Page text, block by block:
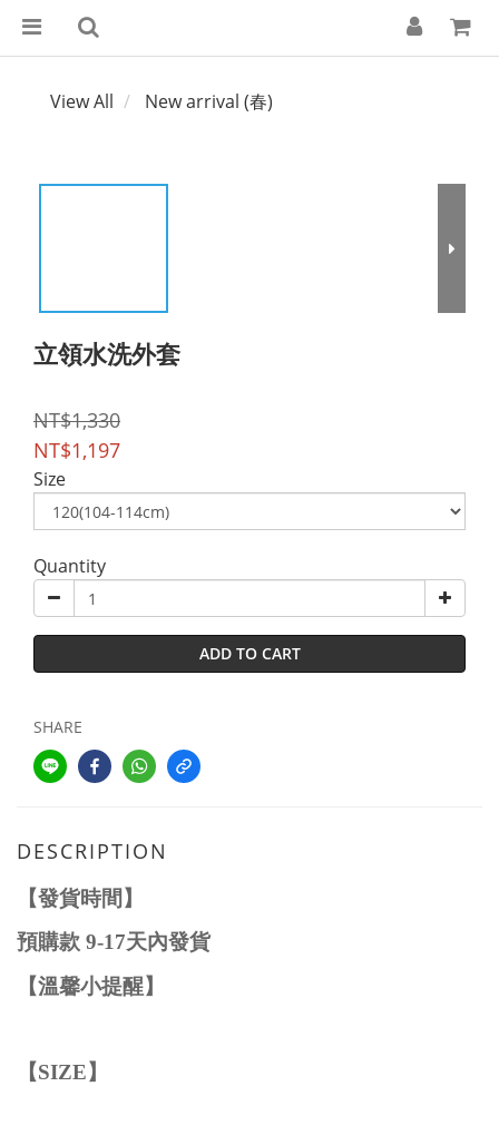
View All New arrival (春)
立領水洗外套
NT$1,330
NT$1,197
Size
Quantity
ADD TO CART
SHARE
DESCRIPTION
【發貨時間】
預購款 9-17天內發貨
【溫馨小提醒】
【SIZE】